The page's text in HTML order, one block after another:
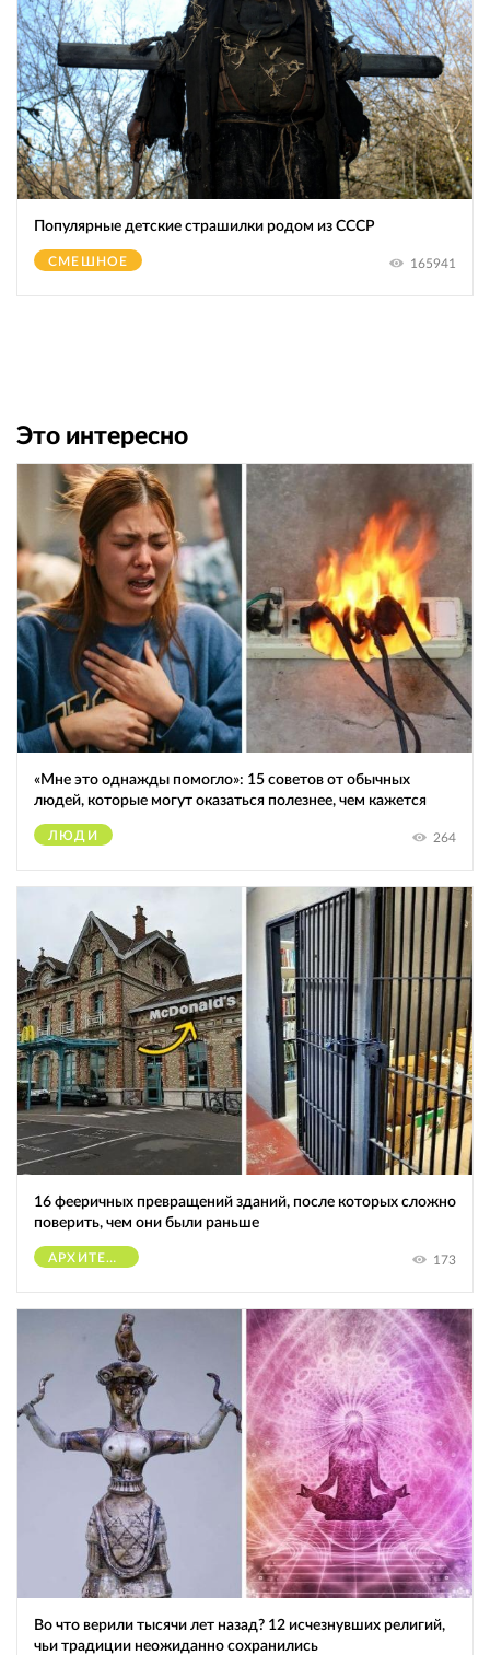
Популярные детские страшилки родом из СССР
СМЕШНОЕ 165941
Это интересно
«Мне это однажды помогло»: 15 советов от обычных
людей, которые могут оказаться полезнее, чем кажется
ЛЮДИ 264
16 фееричных превращений зданий, после которых сложно
поверить, чем они были раньше
АРХИТЕКТУРА 173
Во что верили тысячи лет назад? 12 исчезнувших религий,
чьи традиции неожиданно сохранились